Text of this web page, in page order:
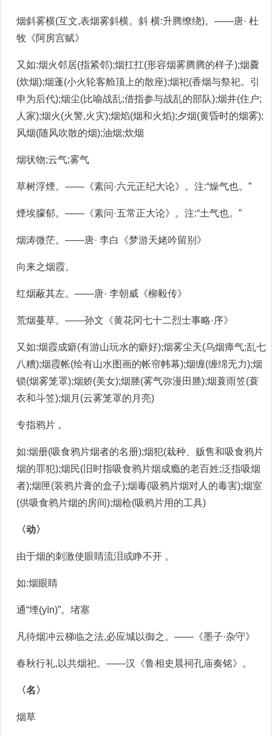
烟斜雾横(互文,表烟雾斜横。斜 横:升腾缭绕)。——唐· 杜
牧《阿房宫赋》
又如:烟火邻居(指紧邻);烟扛扛(形容烟雾腾腾的样子);烟爨
(炊烟);烟蓬(小火轮客舱顶上的散座);烟祀(香烟与祭祀。引
申为后代);烟尘(比喻战乱;借指参与战乱的部队);烟井(住户;
人家);烟火(火警,火灾);烟焰(烟和火焰);夕烟(黄昏时的烟雾);
风烟(随风吹散的烟);油烟;炊烟
烟状物;云气;雾气
草树浮煙。——《素问·六元正纪大论》。注:“燥气也。”
煙埃朦郁。——《素问·五常正大论》。注:“土气也。”
烟涛微茫。——唐· 李白《梦游天姥吟留别》
向来之烟霞。
红烟蔽其左。——唐· 李朝威《柳毅传》
荒烟蔓草。——孙文《黄花冈七十二烈士事略·序》
又如:烟霞成癖(有游山玩水的癖好);烟雾尘天(乌烟瘴气;乱七
八糟);烟霞帐(绘有山水图画的帐帘帏幕);烟缠(缠绵无力);烟
锁(烟雾笼罩);烟娇(美女);烟塍(雾气弥漫田塍);烟蓑雨笠(蓑
衣和斗笠);烟月(云雾笼罩的月亮)
专指鸦片 。
如:烟册(吸食鸦片烟者的名册);烟犯(栽种、贩售和吸食鸦片
烟的罪犯);烟民(旧时指吸食鸦片烟成瘾的老百姓;泛指吸烟
者);烟匣(装鸦片膏的盒子);烟毒(吸鸦片烟对人的毒害);烟室
(供吸食鸦片烟的房间);烟枪(吸鸦片用的工具)
〈动〉
由于烟的刺激使眼睛流泪或睁不开 。
如:烟眼睛
通“堙(yīn)”。堵塞
凡待烟冲云梯临之法,必应城以御之。——《墨子·杂守》
春秋行礼,以共烟祀。——汉《鲁相史晨祠孔庙奏铭》。
〈名〉
烟草